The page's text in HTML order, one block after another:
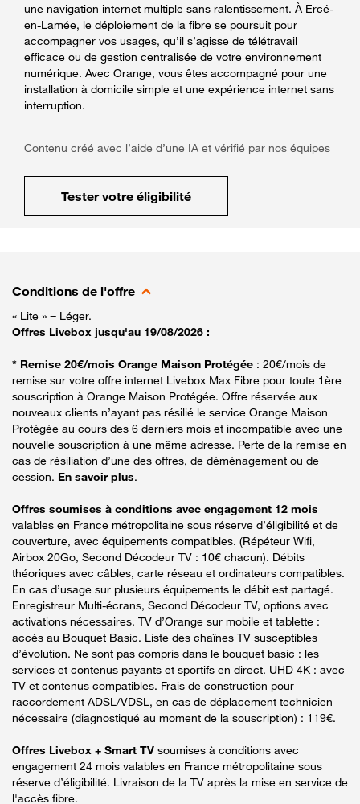
une navigation internet multiple sans ralentissement. À Ercé-
en-Lamée, le déploiement de la fibre se poursuit pour
accompagner vos usages, qu’il s’agisse de télétravail
efficace ou de gestion centralisée de votre environnement
numérique. Avec Orange, vous êtes accompagné pour une
installation à domicile simple et une expérience internet sans
interruption.
Contenu créé avec l’aide d’une IA et vérifié par nos équipes
Tester votre éligibilité
Conditions de l'offre
« Lite » = Léger.
Offres Livebox jusqu'au 19/08/2026 :
* Remise 20€/mois Orange Maison Protégée : 20€/mois de
remise sur votre offre internet Livebox Max Fibre pour toute 1ère
souscription à Orange Maison Protégée. Offre réservée aux
nouveaux clients n’ayant pas résilié le service Orange Maison
Protégée au cours des 6 derniers mois et incompatible avec une
nouvelle souscription à une même adresse. Perte de la remise en
cas de résiliation d’une des offres, de déménagement ou de
cession. En savoir plus.
Offres soumises à conditions avec engagement 12 mois
valables en France métropolitaine sous réserve d’éligibilité et de
couverture, avec équipements compatibles. (Répéteur Wifi,
Airbox 20Go, Second Décodeur TV : 10€ chacun). Débits
théoriques avec câbles, carte réseau et ordinateurs compatibles.
En cas d’usage sur plusieurs équipements le débit est partagé.
Enregistreur Multi-écrans, Second Décodeur TV, options avec
activations nécessaires. TV d’Orange sur mobile et tablette :
accès au Bouquet Basic. Liste des chaînes TV susceptibles
d’évolution. Ne sont pas compris dans le bouquet basic : les
services et contenus payants et sportifs en direct. UHD 4K : avec
TV et contenus compatibles. Frais de construction pour
raccordement ADSL/VDSL, en cas de déplacement technicien
nécessaire (diagnostiqué au moment de la souscription) : 119€.
Offres Livebox + Smart TV soumises à conditions avec
engagement 24 mois valables en France métropolitaine sous
réserve d’éligibilité. Livraison de la TV après la mise en service de
l'accès fibre.